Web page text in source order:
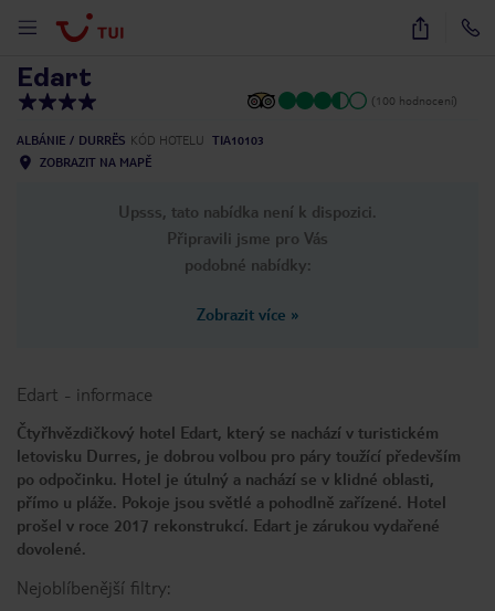
15
Edart
(100 hodnocení)
ALBÁNIE DURRËS KÓD HOTELU
TIA10103
ZOBRAZIT NA MAPĚ
Upsss, tato nabídka není k dispozici.
Připravili jsme pro Vás
podobné nabídky:
Zobrazit více »
Edart - informace
Čtyřhvězdičkový hotel Edart, který se nachází v turistickém
letovisku Durres, je dobrou volbou pro páry toužící především
po odpočinku. Hotel je útulný a nachází se v klidné oblasti,
přímo u pláže. Pokoje jsou světlé a pohodlně zařízené. Hotel
prošel v roce 2017 rekonstrukcí. Edart je zárukou vydařené
dovolené.
Nejoblíbenější filtry: